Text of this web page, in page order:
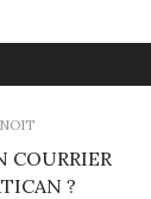
COURRIER
?